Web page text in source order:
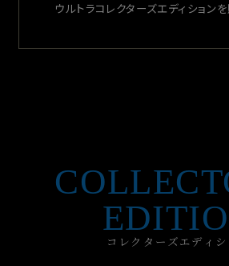
ウルトラコレクターズエディション
コレクターズエディ